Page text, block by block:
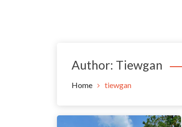
Author: Tiewgan
Home tiewgan